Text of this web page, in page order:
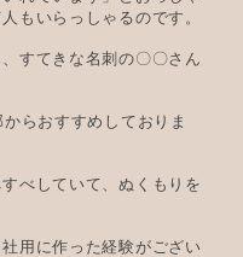
もいらっしゃるのです。
すてきな名刺の〇〇さん
らおすすめしておりま
べしていて、ぬくもりを
用に作った経験がござい